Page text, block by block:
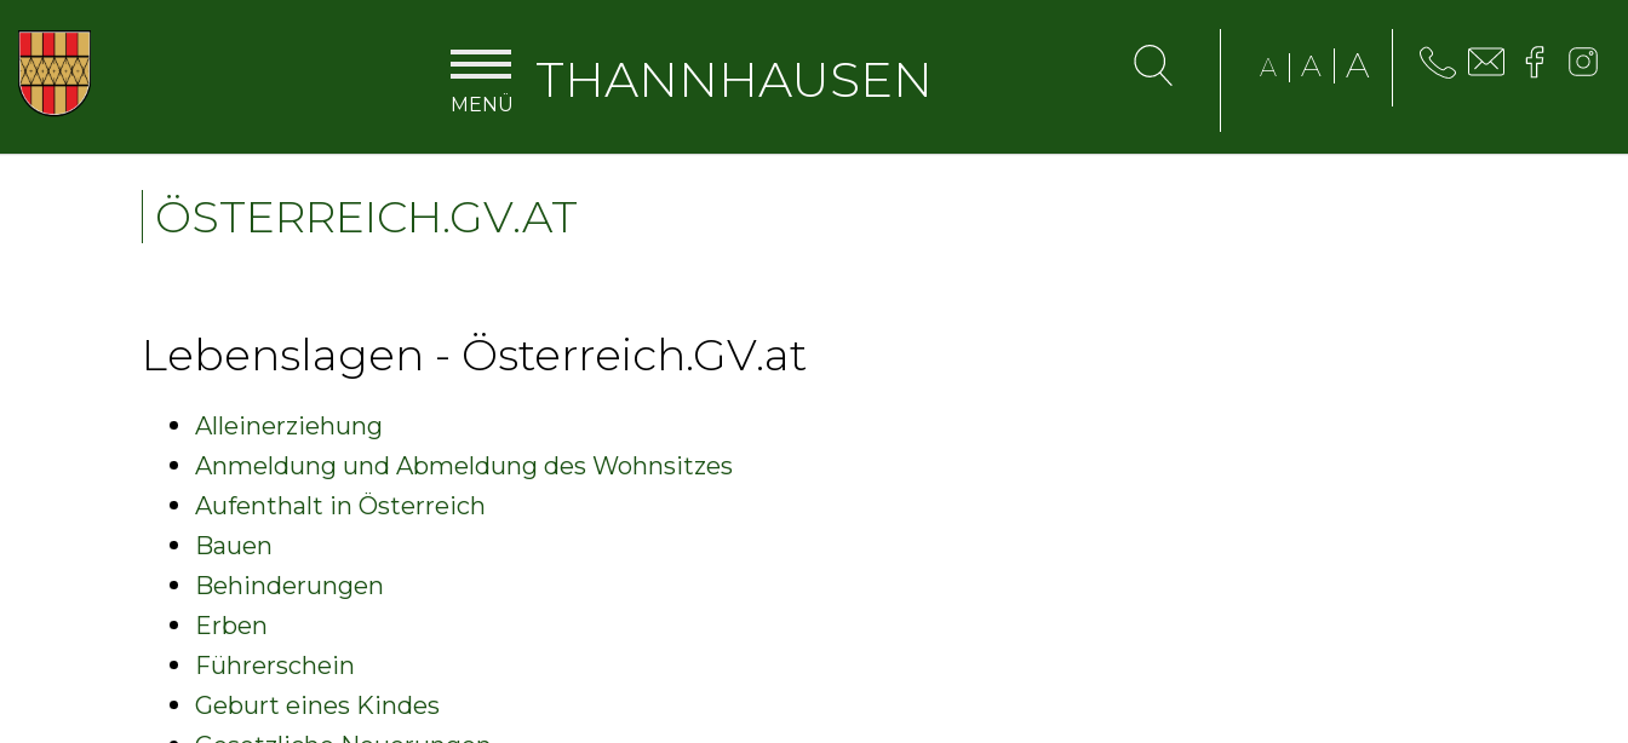
THANNHAUSEN A A A
ÖSTERREICH.GV.AT
Lebenslagen - Österreich.GV.at
Alleinerziehung
Anmeldung und Abmeldung des Wohnsitzes
Aufenthalt in Österreich
Bauen
Behinderungen
Erben
Führerschein
Geburt eines Kindes